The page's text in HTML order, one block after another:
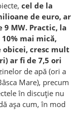
cel de la
de euro, ar
MW. Practic, la
mai mică,
cresc mult
ar fi de 7,5 ori
de apă (ori a
Mare), precum
în discuție nu
așa cum, în mod